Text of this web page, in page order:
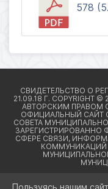
578
Пользуясь нашим